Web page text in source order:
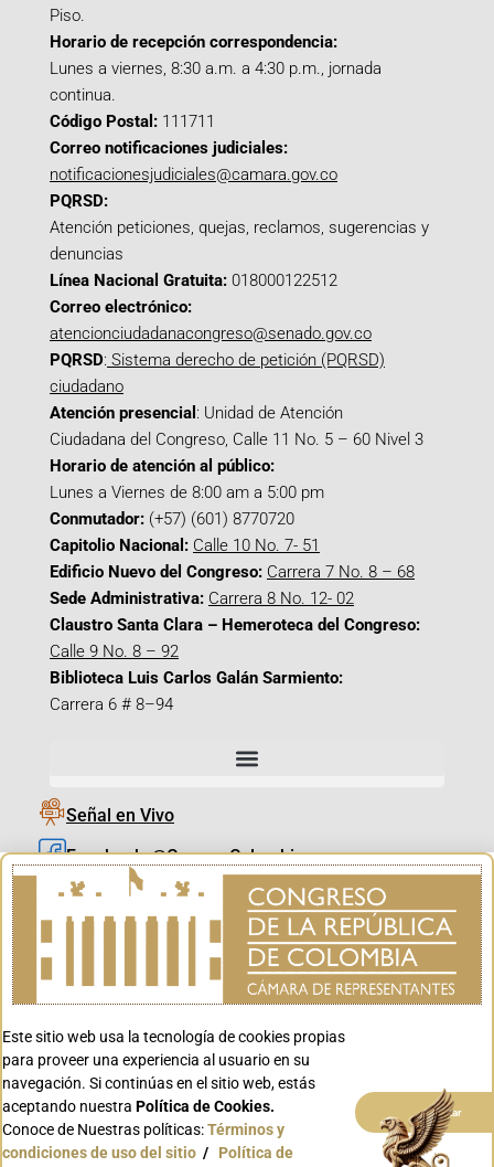
Piso.
Horario de recepción correspondencia:
Lunes a viernes, 8:30 a.m. a 4:30 p.m., jornada
continua.
Código Postal: 111711
Correo notificaciones judiciales:
notificacionesjudiciales@camara.gov.co
PQRSD:
Atención peticiones, quejas, reclamos, sugerencias y
denuncias
Línea Nacional Gratuita: 018000122512
Correo electrónico:
atencionciudadanacongreso@senado.gov.co
PQRSD: Sistema derecho de petición (PQRSD)
ciudadano
Atención presencial : Unidad de Atención
Ciudadana del Congreso, Calle 11 No. 5 – 60 Nivel 3
Horario de atención al público:
Lunes a Viernes de 8:00 am a 5:00 pm
Conmutador: (+57) (601) 8770720
Capitolio Nacional: Calle 10 No. 7- 51
Edificio Nuevo del Congreso: Carrera 7 No. 8 – 68
Sede Administrativa: Carrera 8 No. 12- 02
Claustro Santa Clara – Hemeroteca del Congreso:
Calle 9 No. 8 – 92
Biblioteca Luis Carlos Galán Sarmiento:
Carrera 6 # 8–94
Señal en Vivo
Facebook_@CamaraColombia
Instagram_@CamaraColombia
X_@CamaraColombia
Youtube_@CamaraColombia
Youtube_@CanalCongreso
Conoce GOV.CO
Este sitio web usa la tecnología de cookies propias
para proveer una experiencia al usuario en su
navegación. Si continúas en el sitio web, estás
aceptando nuestra Política de Cookies.
Conoce de Nuestras políticas:Términos y
condiciones de uso del sitio / Política de
Aceptar